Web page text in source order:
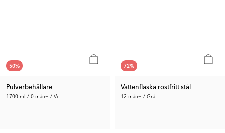
50%
Pulverbehållare
1700 ml / 0 mån+ / Vit
72%
Vattenflaska rostfritt stål
12 mån+ / Grå